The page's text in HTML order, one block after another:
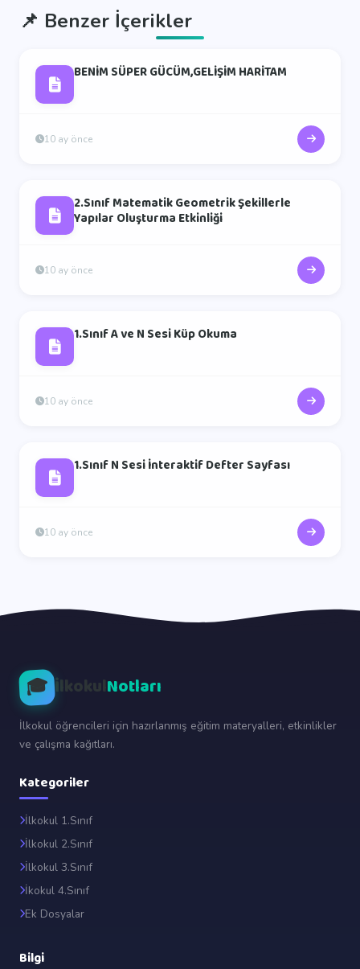
📌 Benzer İçerikler
BENİM SÜPER GÜCÜM,GELİŞİM HARİTAM
10 ay önce
2.Sınıf Matematik Geometrik Şekillerle
Yapılar Oluşturma Etkinliği
10 ay önce
1.Sınıf A ve N Sesi Küp Okuma
10 ay önce
1.Sınıf N Sesi İnteraktif Defter Sayfası
10 ay önce
🎓 İlkokulNotları
İlkokul öğrencileri için hazırlanmış eğitim materyalleri, etkinlikler
ve çalışma kağıtları.
Kategoriler
İlkokul 1.Sınıf
İlkokul 2.Sınıf
İlkokul 3.Sınıf
İkokul 4.Sınıf
Ek Dosyalar
Bilgi